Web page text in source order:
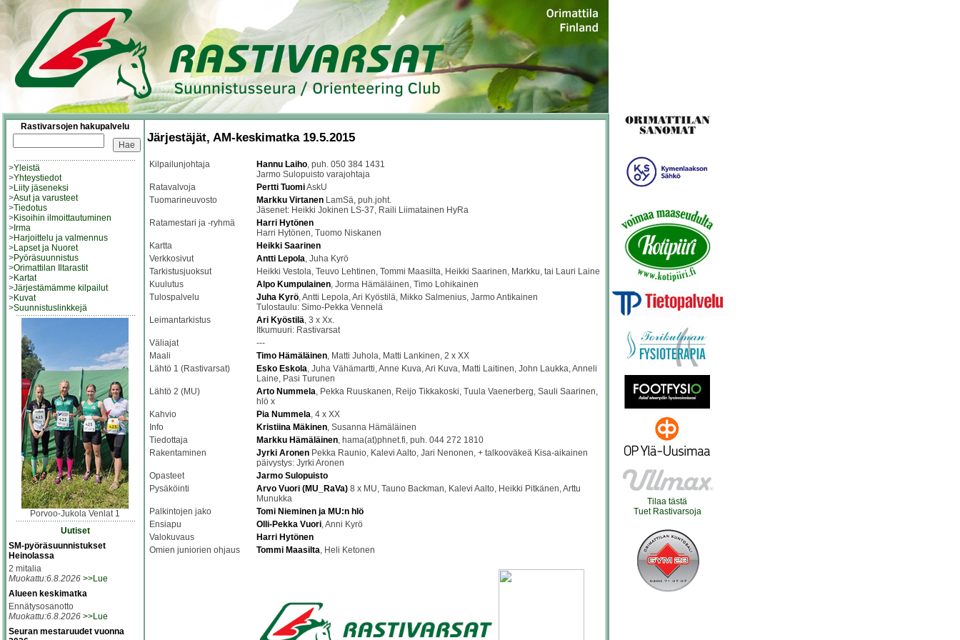
Rastivarsojen hakupalvelu
>Yleistä
>Yhteystiedot
>Liity jäseneksi
>Asut ja varusteet
>Tiedotus
>Kisoihin ilmoittautuminen
> Irma
>Harjoittelu ja valmennus
>Lapset ja Nuoret
>Pyöräsuunnistus
>Orimattilan Iltarastit
>Kartat
>Järjestämämme kilpailut
>Kuvat
>Suunnistuslinkkejä
Porvoo-Jukola Venlat 1
Uutiset
SM-pyöräsuunnistukset
Heinolassa
2 mitalia
Muokattu:6.8.2026 >>Lue
Alueen keskimatka
Ennätysosanotto
Muokattu:6.8.2026 >>Lue
Seuran mestaruudet vuonna
Järjestäjät, AM-keskimatka 19.5.2015
Kilpailunjohtaja Hannu Laiho, puh. 050 384 1431
Jarmo Sulopuisto varajohtaja
Ratavalvoja
Pertti TuomiAskU
Tuomarineuvosto
Markku Virtanen LamSä, puh.joht.
Jäsenet: Heikki Jokinen LS-37, Raili Liimatainen HyRa
Ratamestari ja -ryhmä
Harri Hytönen
Harri Hytönen, Tuomo Niskanen
Kartta
Heikki Saarinen
Verkkosivut
Antti Lepola, Juha Kyrö
Tarkistusjuoksut
Heikki Vestola, Teuvo Lehtinen, Tommi Maasilta, Heikki Saarinen, Markku, tai Lauri Laine
Kuulutus
Alpo Kumpulainen, Jorma Hämäläinen, Timo Lohikainen
Tulospalvelu
Juha Kyrö, Antti Lepola, Ari Kyöstilä, Mikko Salmenius, Jarmo Antikainen
Tulostaulu: Simo-Pekka Vennelä
Leimantarkistus
Ari Kyöstilä, 3 x Xx.
Itkumuuri: Rastivarsat
Väliajat
---
Maali
Timo Hämäläinen, Matti Juhola, Matti Lankinen, 2 x XX
Lähtö 1 (Rastivarsat)
Esko Eskola, Juha Vähämartti, Anne Kuva, Ari Kuva, Matti Laitinen, John Laukka, Anneli
Laine, Pasi Turunen
Lähtö 2 (MU)
Arto Nummela, Pekka Ruuskanen, Reijo Tikkakoski, Tuula Vaenerberg, Sauli Saarinen,
hlö x
Kahvio
Pia Nummela, 4 x XX
Info
Kristiina Mäkinen, Susanna Hämäläinen
Tiedottaja
Markku Hämäläinen, hama(at)phnet.fi, puh. 044 272 1810
Rakentaminen
Jyrki Aronen Pekka Raunio, Kalevi Aalto, Jari Nenonen, + talkooväkeä Kisa-aikainen
päivystys: Jyrki Aronen
Opasteet
Jarmo Sulopuisto
Pysäköinti
Arvo Vuori (MU_RaVa) 8 x MU, Tauno Backman, Kalevi Aalto, Heikki Pitkänen, Arttu
Munukka
Palkintojen jako
Tomi Nieminen ja MU:n hlö
Ensiapu
Olli-Pekka Vuori, Anni Kyrö
Valokuvaus
Harri Hytönen
Omien juniorien ohjaus
Tommi Maasilta, Heli Ketonen
Tilaa tästä
Tuet Rastivarsoja